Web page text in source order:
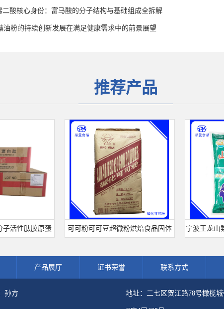
二酸核心身份：富马酸的分子结构与基础组成全拆解
油粉的持续创新发展在满足健康需求中的前景展望
推荐产品
性肽胶原蛋 可可粉可可豆超微粉烘焙食品固体 宁波王龙山梨酸
产品展厅 证书荣誉 联系方式
孙方 地址：二七区贺江路78号橄榄